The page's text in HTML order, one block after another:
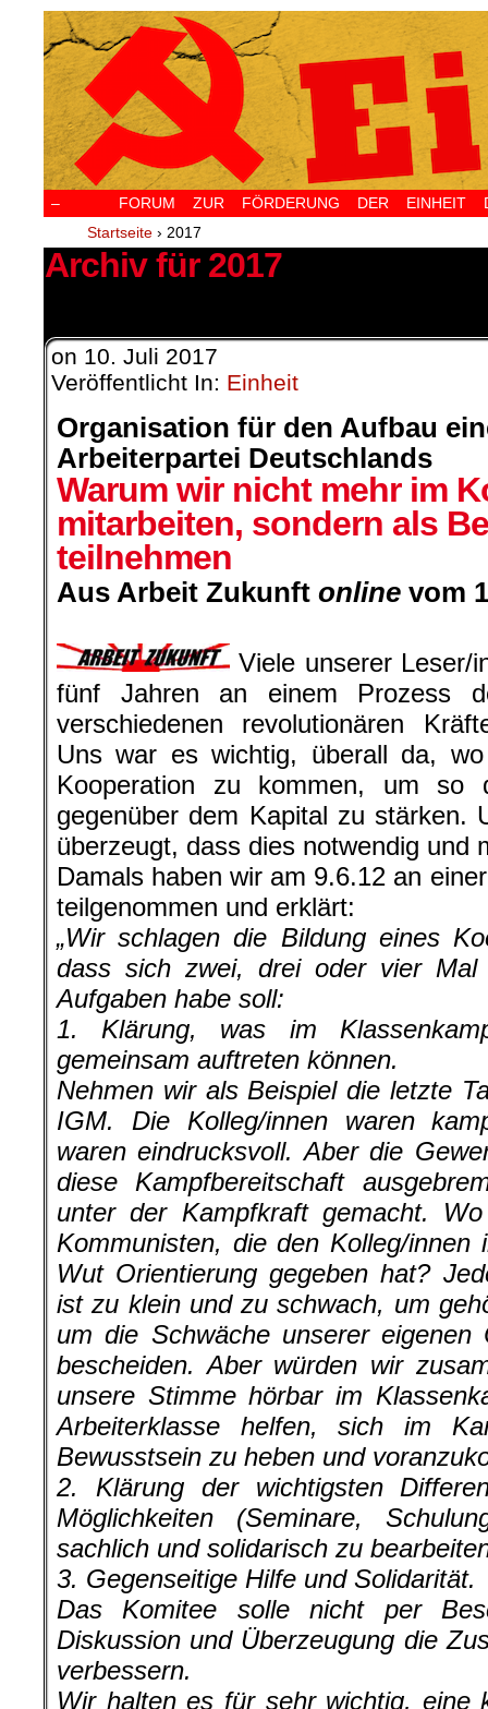
–
FORUM ZUR FÖRDERUNG DER EINHEIT
Startseite › 2017
Archiv für 2017
on 10. Juli 2017
Veröffentlicht In: Einheit
Organisation für den Aufbau
Arbeiterpartei Deutschlands
Warum wir nicht mehr im
mitarbeiten, sondern als
teilnehmen
Aus Arbeit Zukunft online vom
Viele unserer Leser/
fünf Jahren an einem Prozess
verschiedenen revolutionären
Uns war es wichtig, überall da,
Kooperation zu kommen, um so
gegenüber dem Kapital zu stärken.
überzeugt, dass dies notwendig und
Damals haben wir am 9.6.12 an
teilgenommen und erklärt:
„Wir schlagen die Bildung eines
dass sich zwei, drei oder vier
Aufgaben habe soll:
1. Klärung, was im
gemeinsam auftreten können.
Nehmen wir als Beispiel die letzte
IGM. Die Kolleg/innen waren
waren eindrucksvoll. Aber die
diese Kampfbereitschaft
unter der Kampfkraft gemacht.
Kommunisten, die den Kolleg/innen
Wut Orientierung gegeben hat?
ist zu klein und zu schwach, um
um die Schwäche unserer eigenen
bescheiden. Aber würden wir
unsere Stimme hörbar im
Arbeiterklasse helfen, sich im
Bewusstsein zu heben und
2. Klärung der wichtigsten
Möglichkeiten (Seminare,
sachlich und solidarisch zu
3. Gegenseitige Hilfe und Solidarität.
Das Komitee solle nicht per
Diskussion und Überzeugung die
verbessern.
Wir halten es für sehr wichtig, eine